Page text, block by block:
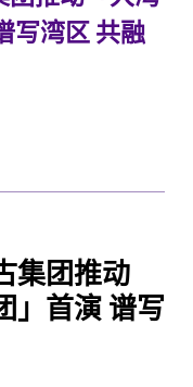
写湾区 共融
集团推动
」首演 谱写